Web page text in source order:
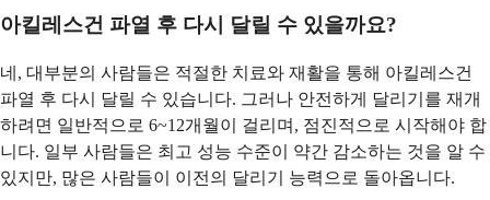
아킬레스건 파열 후 다시 달릴 수 있을까요?
네, 대부분의 사람들은 적절한 치료와 재활을 통해 아킬레스건
파열 후 다시 달릴 수 있습니다. 그러나 안전하게 달리기를 재개
하려면 일반적으로 6~12개월이 걸리며, 점진적으로 시작해야 합
니다. 일부 사람들은 최고 성능 수준이 약간 감소하는 것을 알 수
있지만, 많은 사람들이 이전의 달리기 능력으로 돌아옵니다.